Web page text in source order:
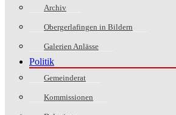
Archiv
Obergerlafingen in Bildern
Galerien Anlässe
Politik
Gemeinderat
Kommissionen